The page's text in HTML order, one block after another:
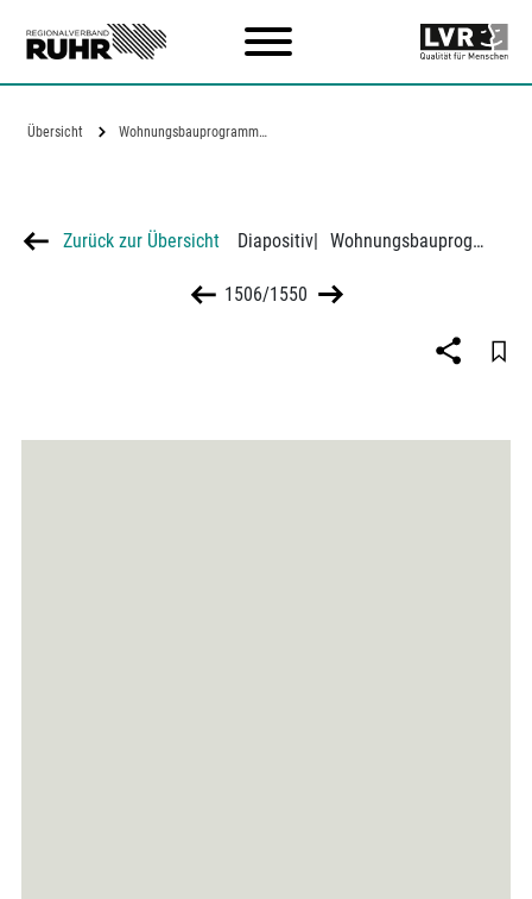
Übersicht Wohnungsbauprogramm Gau Essen 1937-1941,…
Zurück zur Übersicht Diapositiv| Wohnungsbauprogramm Gau Essen 1937-1941, Kreis Dinslaken
1506/1550